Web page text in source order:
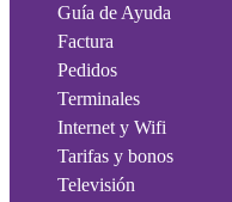
Guía de Ayuda
Factura
Pedidos
Terminales
Internet y Wifi
Tarifas y bonos
Televisión